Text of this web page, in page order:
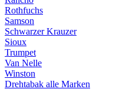
Rothfuchs
Samson
Schwarzer Krauzer
Sioux
Trumpet
Van Nelle
Winston
Drehtabak alle Marken